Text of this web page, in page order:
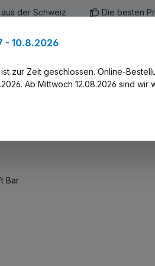
der Schweiz Die besten
- 10.8.2026
zur Zeit geschlossen. Online-
Ab Mittwoch 12.08.2026 sind wir